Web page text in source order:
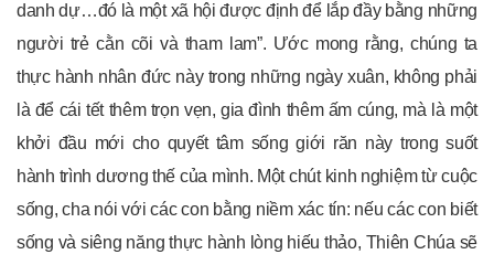
danh dự…đó là một xã hội được định để lắp đầy bằng những
người trẻ cằn cõi và tham lam”. Ước mong rằng, chúng ta
thực hành nhân đức này trong những ngày xuân, không phải
là để cái tết thêm trọn vẹn, gia đình thêm ấm cúng, mà là một
khởi đầu mới cho quyết tâm sống giới răn này trong suốt
hành trình dương thế của mình. Một chút kinh nghiệm từ cuộc
sống, cha nói với các con bằng niềm xác tín: nếu các con biết
sống và siêng năng thực hành lòng hiếu thảo, Thiên Chúa sẽ